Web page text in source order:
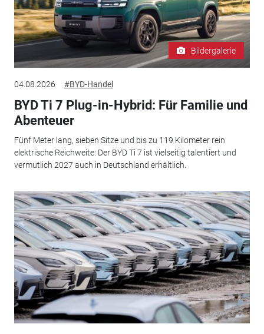
Bildergalerie
04.08.2026 #BYD-Handel
BYD Ti 7 Plug-in-Hybrid: Für Familie und
Abenteuer
Fünf Meter lang, sieben Sitze und bis zu 119 Kilometer rein
elektrische Reichweite: Der BYD Ti 7 ist vielseitig talentiert und
vermutlich 2027 auch in Deutschland erhältlich.